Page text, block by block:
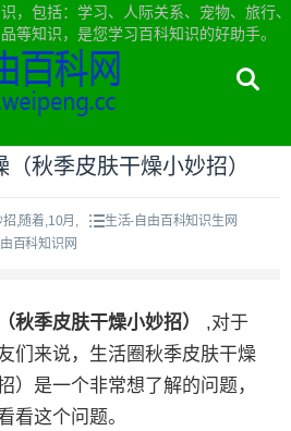
，包括：学习、人际关系、宠物、旅行、
等知识，是您学习百科知识的好助手。
页>生活
秋季皮肤干燥小妙招）
,随着,10月,
生活-自由百科知识生网
由百科知识网
秋季皮肤干燥小妙招） ,对于
们来说，生活圈秋季皮肤干燥
）是一个非常想了解的问题，
看这个问题。